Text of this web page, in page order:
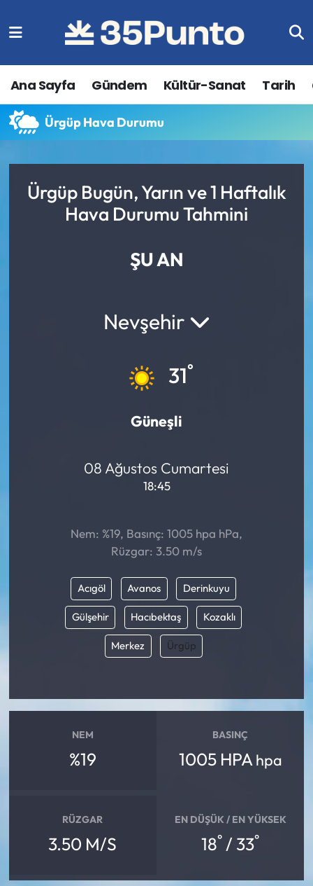
Ana Sayfa Gündem Kültür-Sanat Tarih
Ürgüp Hava Durumu
Ürgüp Bugün, Yarın ve 1 Haftalık
Hava Durumu Tahmini
ŞU AN
Nevşehir
31°
Güneşli
08 Ağustos Cumartesi
18:45
Nem: %19, Basınç: 1005 hpa hPa,
Rüzgar: 3.50 m/s
Acıgöl Avanos Derinkuyu
Gülşehir Hacıbektaş Kozaklı
Merkez Ürgüp
NEM
%19
BASINÇ
1005 HPA hpa
RÜZGAR
3.50 M/S
EN DÜŞÜK / EN YÜKSEK
18° / 33°